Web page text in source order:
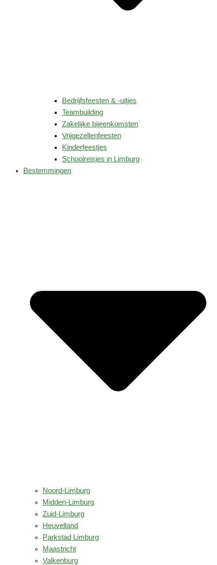
Bedrijfsfeesten & -uitjes
Teambuilding
Zakelijke bijeenkomsten
Vrijgezellenfeesten
Kinderfeestjes
Schoolreisjes in Limburg
Bestemmingen
Noord-Limburg
Midden-Limburg
Zuid-Limburg
Heuvelland
Parkstad Limburg
Maastricht
Valkenburg